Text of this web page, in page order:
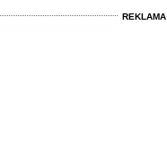
REKLAMA